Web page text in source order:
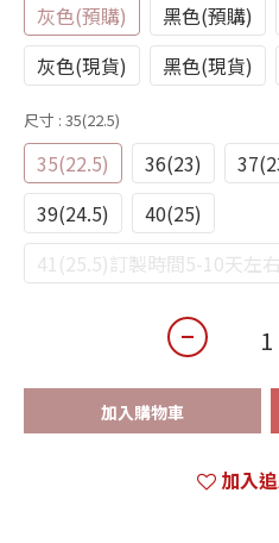
灰色(預購) 黑色(預購)
灰色(現貨)
黑色(現貨)
尺寸 : 35(22.5)
35(22.5) 36(23)
39(24.5)
40(25)
41(25.5)訂製時間5-10天左
加入購物車
加入